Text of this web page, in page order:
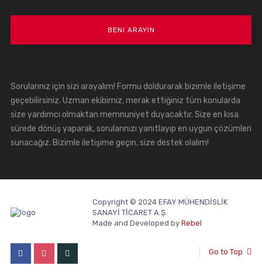
Sorularınız için sizi arayalım! Formu doldurarak bizimle iletişime
geçebilirsiniz. Uzman ekibimiz, merak ettiğiniz tüm konularda
size yardımcı olmaktan memnuniyet duyacaktır. Size en kısa
sürede dönüş yaparak, sorularınızı yanıtlayıp en uygun çözümleri
sunacağız. Bizimle iletişime geçin, size destek olalım!
Copyright © 2024 EFAY MÜHENDİSLİK
SANAYİ TİCARET A.Ş.
Made and Developed byRebel
Go to Top